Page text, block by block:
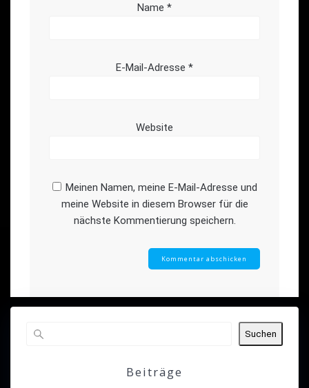
Name *
E-Mail-Adresse *
Website
Meinen Namen, meine E-Mail-Adresse und
meine Website in diesem Browser für die
nächste Kommentierung speichern.
Suchen
Beiträge